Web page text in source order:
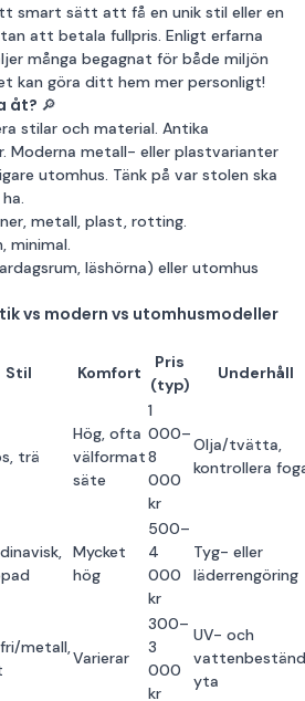
smart sätt att få en unik stil eller en
att betala fullpris. Enligt erfarna
många begagnat för både miljön
kan göra ditt hem mer personligt!
åt? 🔎
stilar och material. Antika
Moderna metall- eller plastvarianter
utomhus. Tänk på var stolen ska
metall, plast, rotting.
minimal.
läshörna) eller utomhus
vs modern vs utomhusmodeller
Stil Komfort
Pris
(typ)
Underhåll
trä
Hög, ofta
välformat
säte
1
000–
8
000
kr
Olja/tvätta,
kontrollera
Mycket
hög
500–
4
000
kr
Tyg- eller
läderrengöring
metall,
Varierar
300–
3
000
kr
UV- och
yta